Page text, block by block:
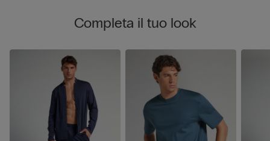
Completa il tuo look